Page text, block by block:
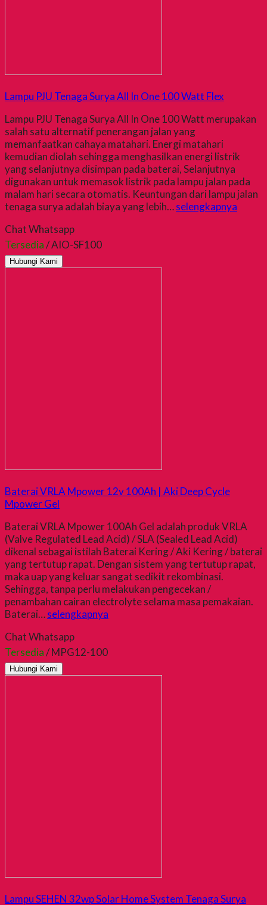
Lampu PJU Tenaga Surya All In One 100 Watt Flex
Lampu PJU Tenaga Surya All In One 100 Watt merupakan
salah satu alternatif penerangan jalan yang
memanfaatkan cahaya matahari. Energi matahari
kemudian diolah sehingga menghasilkan energi listrik
yang selanjutnya disimpan pada baterai, Selanjutnya
digunakan untuk memasok listrik pada lampu jalan pada
malam hari secara otomatis. Keuntungan dari lampu jalan
tenaga surya adalah biaya yang lebih…selengkapnya
Chat Whatsapp
Tersedia/ AIO-SF100
Hubungi Kami
Baterai VRLA Mpower 12v 100Ah | Aki Deep Cycle
Mpower Gel
Baterai VRLA Mpower 100Ah Gel adalah produk VRLA
(Valve Regulated Lead Acid) / SLA (Sealed Lead Acid)
dikenal sebagai istilah Baterai Kering / Aki Kering / baterai
yang tertutup rapat. Dengan sistem yang tertutup rapat,
maka uap yang keluar sangat sedikit rekombinasi.
Sehingga, tanpa perlu melakukan pengecekan /
penambahan cairan electrolyte selama masa pemakaian.
Baterai…selengkapnya
Chat Whatsapp
Tersedia/ MPG12-100
Hubungi Kami
Lampu SEHEN 32wp Solar Home System Tenaga Surya